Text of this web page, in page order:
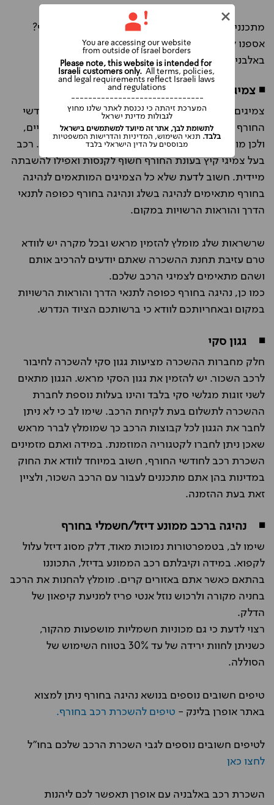
מתכננים להזמין השכרת רכב לאלבניה בחודשי החורף?
אספנו לכם מספר טיפים חשובים לנהיגה ברכב שכור
באלבניה בחודשי החורף:
◾ צמיגים המותאמים לנהיגה בחורף
צמיגים המותאמים לנהיגה בחורף הם בגדר חובה בחודשי
החורף גם אם אינכם נוהגים בשטחים מושלגים או הרריים,
ולכן מומלץ לוודא את הנושא מראש ובתחנת ההשכרה. רכב
בעל צמיגי קיץ בעונת החורף חשוף לקנסות ואפילו להשבתה
מיידית. חשוב לדעת שלא כל הצמיגים המותאמים לנהיגה
בחורף מתאימים לנהיגה בשלג ונהיגה בחורף כפופה לתנאי
הדרך והוראות הרשויות במקום.
שרשראות שלג מומלץ להזמין מראש ובכל מקרה יש לוודא
טרם עזיבת תחנת ההשכרה שאתם יודעים להרכיב אותם
ושהם מתאימים לצמיגי הרכב שלכם.
כמו כן, נהיגה בחורף כפופה לתנאי הדרך והוראות הרשויות
במקום ובאחריותכם לוודא כי ברשותכם הציוד הנדרש.
◾ גגון סקי
חלק מחברות ההשכרה מציעות גגון סקי להשכרה לחיבור
לרכב השכור. יש להזמין את גגון הסקי מראש. הגגון מתאים
לשני זוגות מגלשי סקי בלבד והינו בעלות נוספת לחברת
ההשכרה לתשלום בעת לקיחת הרכב. שימו לב כי לא ניתן
לחבר את הגגון לכל קבוצות הרכב כך שמומלץ לברר מראש
שאכן ניתן לחברו לקטגוריה המוזמנת. במידה ואתם מזמינים
השכרת רכב לחודשי החורף, חשוב במיוחד לוודא את החוק
במדינות בהן אתם מתכננים לעבור עם הרכב השכור, ולציין
זאת בעת ההזמנה.
◾ נהיגה ברכב ממונע דיזל/חשמלי בחורף
שימו לב, בטמפרטורות נמוכות מאוד, דלק מסוג דיזל עלול
לקפוא. במידה וקיבלתם רכב הממונע בדיזל, התכוננו
בהתאם כאשר אתם באזורים קרים. מומלץ להחנות את הרכב
בחניה מקורה ולרכוש נוזל אנטי פריז למניעת קיפאון של
הדלק.
רצוי לדעת כי גם מכוניות חשמליות מושפעות מהקור,
כשניתן לחוות ירידה של עד 30% בטווח השימוש של
הסוללה.
טיפים חשובים נוספים בנושא נהיגה בחורף ניתן למצוא
באתר אופרן בלינק - טיפים להשכרת רכב בחורף.
לטיפים חשובים נוספים לגבי השכרת הרכב שלכם בחו"ל
לחצו כאן
השכרת רכב באלבניה עם אופרן תאפשר לכם ליהנות
Please note, this website is intended for
Israeli customers only.All terms, policies,
and legal requirements reflect Israeli laws
and regulations
-------------------------------
המערכת זיהתה כי נכנסת לאתר שלנו מחוץ
לגבולות מדינת ישראל
You are accessing our website
from outside of Israel borders
לתשומת לבך, אתר זה מיועד למשתמשים בישראל
בלבד. תנאי השימוש, המדיניות והדרישות המשפטיות
מבוססים על הדין הישראלי בלבד